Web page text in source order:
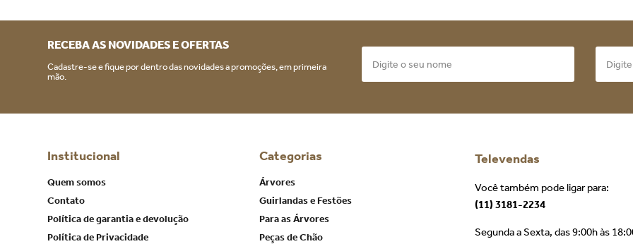
RECEBA AS NOVIDADES E OFERTAS
Cadastre-se e fique por dentro das novidades a promoções, em primeira
mão.
Institucional
Quem somos
Contato
Política de garantia e devolução
Política de Privacidade
Categorias
Árvores
Guirlandas e Festões
Para as Árvores
Peças de Chão
Televendas
Você também pode ligar para:
(11) 3181-2234
Segunda a Sexta, das 9:00h às